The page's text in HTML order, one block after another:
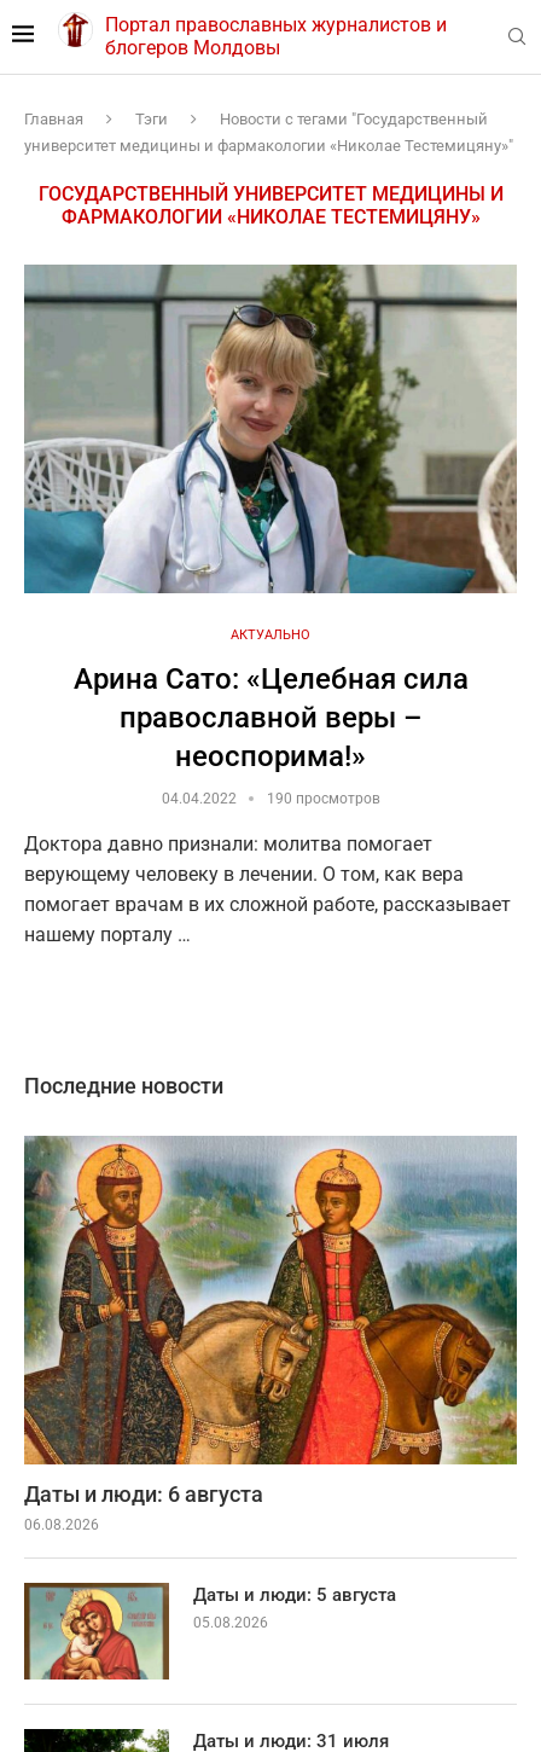
Портал православных журналистов и
блогеров Молдовы
Главная Тэги
Новости с тегами "Государственный
университет медицины и фармакологии «Николае Тестемицяну»"
ГОСУДАРСТВЕННЫЙ УНИВЕРСИТЕТ МЕДИЦИНЫ И
ФАРМАКОЛОГИИ «НИКОЛАЕ ТЕСТЕМИЦЯНУ»
АКТУАЛЬНО
Арина Сато: «Целебная сила
православной веры –
неоспорима!»
04.04.2022 190 просмотров
Доктора давно признали: молитва помогает
верующему человеку в лечении. О том, как вера
помогает врачам в их сложной работе, рассказывает
нашему порталу …
Последние новости
Даты и люди: 6 августа
06.08.2026
Даты и люди: 5 августа
05.08.2026
Даты и люди: 31 июля